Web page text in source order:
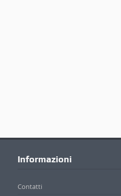
Informazioni
Contatti